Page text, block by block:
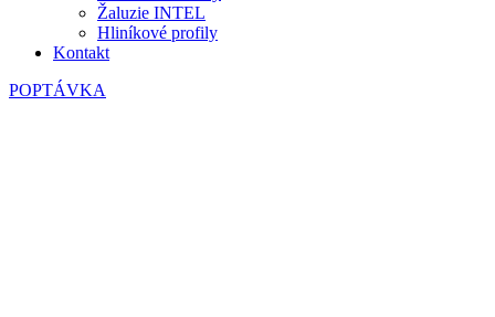
Žaluzie INTEL
Hliníkové profily
Kontakt
POPTÁVKA